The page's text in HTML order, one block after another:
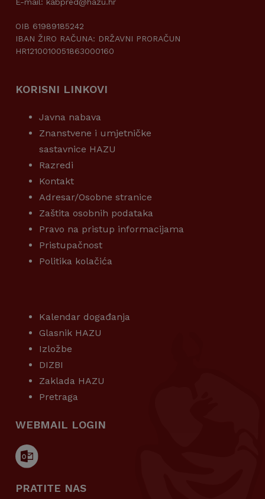
E-mail: kabpred@hazu.hr
OIB 61989185242
IBAN ŽIRO RAČUNA: DRŽAVNI PRORAČUN
HR1210010051863000160
KORISNI LINKOVI
Javna nabava
Znanstvene i umjetničke
sastavnice HAZU
Razredi
Kontakt
Adresar/Osobne stranice
Zaštita osobnih podataka
Pravo na pristup informacijama
Pristupačnost
Politika kolačića
Kalendar događanja
Glasnik HAZU
Izložbe
DIZBI
Zaklada HAZU
Pretraga
WEBMAIL LOGIN
PRATITE NAS